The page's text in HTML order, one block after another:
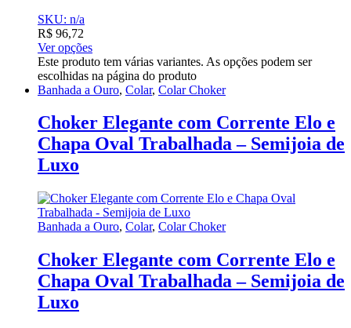
SKU: n/a
R$ 96,72
Ver opções
Este produto tem várias variantes. As opções podem ser
escolhidas na página do produto
Banhada a Ouro, Colar, Colar Choker
Choker Elegante com Corrente Elo e
Chapa Oval Trabalhada – Semijoia de
Luxo
Banhada a Ouro, Colar, Colar Choker
Choker Elegante com Corrente Elo e
Chapa Oval Trabalhada – Semijoia de
Luxo